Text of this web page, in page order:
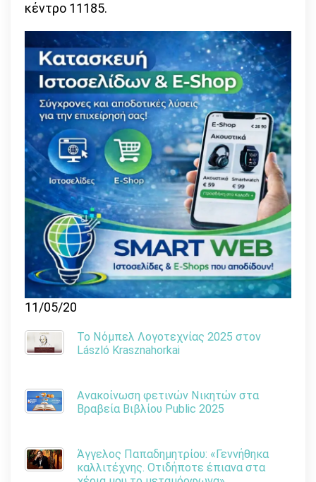
κέντρο 11185.
11/05/20
Το Νόμπελ Λογοτεχνίας 2025 στον
László Krasznahorkai
Ανακοίνωση φετινών Νικητών στα
Βραβεία Βιβλίου Public 2025
Άγγελος Παπαδημητρίου: «Γεννήθηκα
καλλιτέχνης. Οτιδήποτε έπιανα στα